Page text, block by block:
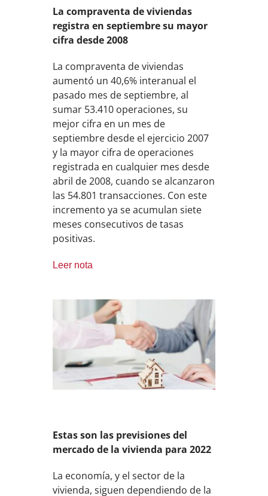
La compraventa de viviendas
registra en septiembre su mayor
cifra desde 2008
La compraventa de viviendas
aumentó un 40,6% interanual el
pasado mes de septiembre, al
sumar 53.410 operaciones, su
mejor cifra en un mes de
septiembre desde el ejercicio 2007
y la mayor cifra de operaciones
registrada en cualquier mes desde
abril de 2008, cuando se alcanzaron
las 54.801 transacciones. Con este
incremento ya se acumulan siete
meses consecutivos de tasas
positivas.
Leer nota
Estas son las previsiones del
mercado de la vivienda para 2022
La economía, y el sector de la
vivienda, siguen dependiendo de la